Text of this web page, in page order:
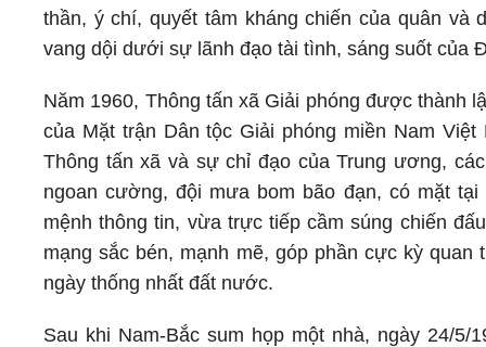
thần, ý chí, quyết tâm kháng chiến của quân
vang dội dưới sự lãnh đạo tài tình, sáng suốt của
Năm 1960, Thông tấn xã Giải phóng được thành
của Mặt trận Dân tộc Giải phóng miền Nam
Thông tấn xã và sự chỉ đạo của Trung ương,
ngoan cường, đội mưa bom bão đạn, có mặt
mệnh thông tin, vừa trực tiếp cầm súng chiến
mạng sắc bén, mạnh mẽ, góp phần cực kỳ
ngày thống nhất đất nước.
Sau khi Nam-Bắc sum họp một nhà, ngày 24/5/